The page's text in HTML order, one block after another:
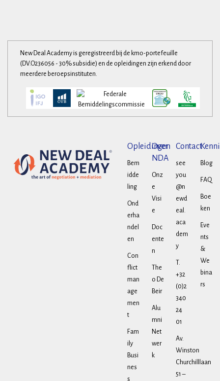
New Deal Academy is geregistreerd bij de kmo-portefeuille
(DV.O236056 - 30% subsidie) en de opleidingen zijn erkend door
meerdere beroepsinstituten.
Opleidingen
Bem
idde
ling
Ond
erha
ndel
en
Con
flict
man
age
men
t
Fam
ily
Busi
nes
s
Over
NDA
Onz
e
Visi
e
Doc
ente
n
The
o De
Beir
Alu
mni
Net
wer
k
Contact
see
you
@n
ewd
eal.
aca
dem
y
T.
+32
(0)2
340
24
01
Av.
Winston
Churchilllaan
51 –
Blog
FAQ
Boe
ken
Eve
nts
&
We
bina
rs